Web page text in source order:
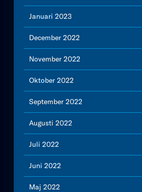
Januari 2023
December 2022
November 2022
Oktober 2022
September 2022
Augusti 2022
Juli 2022
Juni 2022
Maj 2022